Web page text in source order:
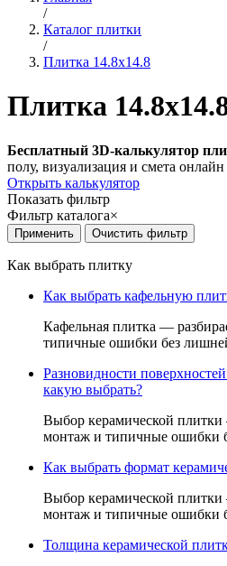
/
Каталог плитки
/
Плитка 14.8x14.8
Плитка
Бесплатный 3D-калькулятор
полу, визуализация и смета
Открыть калькулятор
Показать фильтр
Фильтр каталога×
Как выбрать плитку
Как выбрать кафельную
Кафельная плитка —
типичные ошибки без
Разновидности
какую выбрать?
Выбор керамической
монтаж и типичные ошибки
Как выбрать формат
Выбор керамической
монтаж и типичные ошибки
Толщина керамической